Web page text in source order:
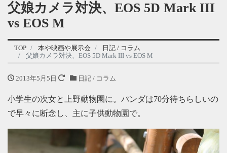
父娘カメラ対決、EOS 5D Mark III
vs EOS M
TOP 本や映画や展示会
日記 / コラム
父娘カメラ対決、EOS 5D Mark III vs EOS M
2013年5月5日 日記 / コラム
小学生の次女と上野動物園に。パンダは70分待ちらしいの
で早々に断念し、主に子供動物園で。